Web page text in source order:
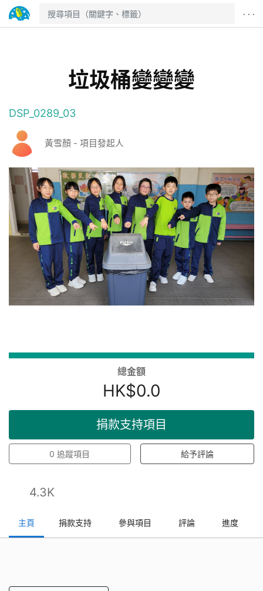
· · ·
垃圾桶變變變
DSP_0289_03
黃雪顏 - 項目發起人
總金額
HK$0.0
捐款支持項目
0 追蹤項目 給予評論
4.3K
主頁 捐款支持 參與項目 評論 進度